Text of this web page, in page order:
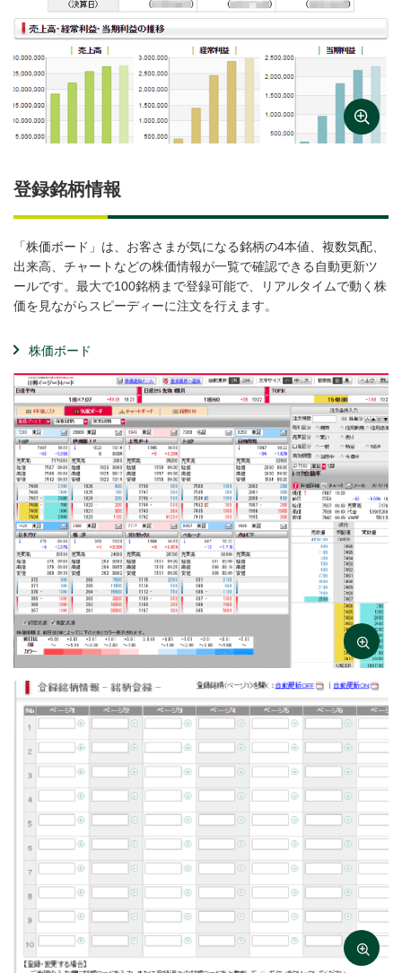
登録銘柄情報
「株価ボード」は、お客さまが気になる銘柄の4本値、複数気配、
出来高、チャートなどの株価情報が一覧で確認できる自動更新ツ
ールです。最大で100銘柄まで登録可能で、リアルタイムで動く株
価を見ながらスピーディーに注文を行えます。
株価ボード